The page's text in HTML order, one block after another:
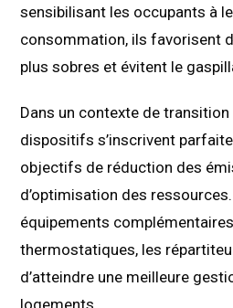
sensibilisant les occupants à
consommation, ils favorisent
plus sobres et évitent le
Dans un contexte de
dispositifs s’inscrivent
objectifs de réduction des
d’optimisation des
équipements
thermostatiques, les
d’atteindre une meilleure
logements.